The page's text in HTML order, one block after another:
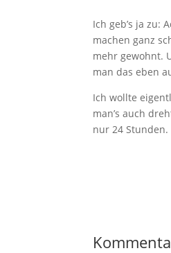
Ich geb’s ja zu:
machen ganz
mehr gewohnt.
man das eben
Ich wollte
man’s auch
nur 24